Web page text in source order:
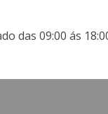
das 09:00 ás